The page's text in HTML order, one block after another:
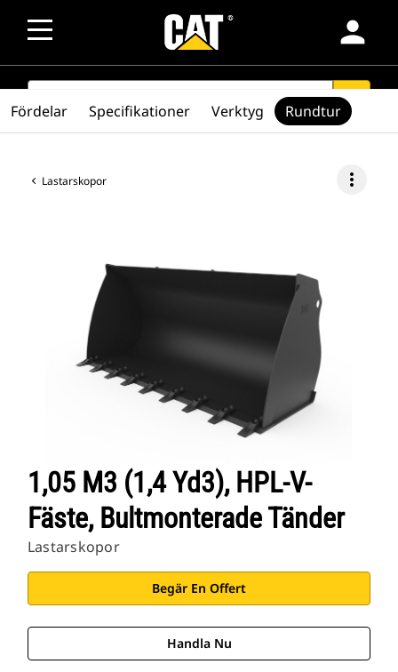
person
SEARCH search
Lastarskopor more_vert
1,05 M3 (1,4 Yd3), HPL-V-
Fäste, Bultmonterade Tänder
Lastarskopor
Begär En Offert
Handla Nu
Fördelar Specifikationer Verktyg Rundtur